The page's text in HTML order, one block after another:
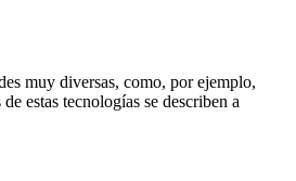
muy diversas, como, por ejemplo,
estas tecnologías se describen a